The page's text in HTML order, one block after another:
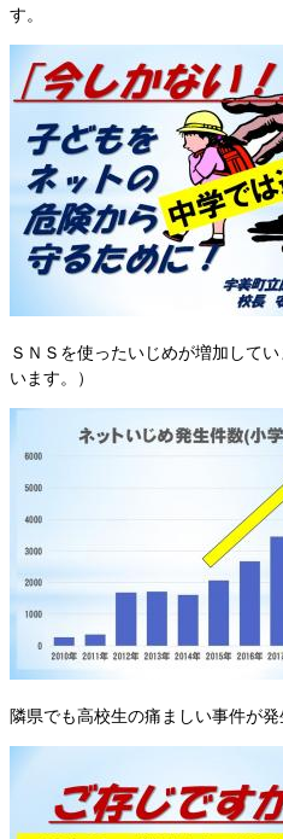
す。
ＳＮＳを使ったいじめが増加して
います。）
隣県でも高校生の痛ましい事件が発